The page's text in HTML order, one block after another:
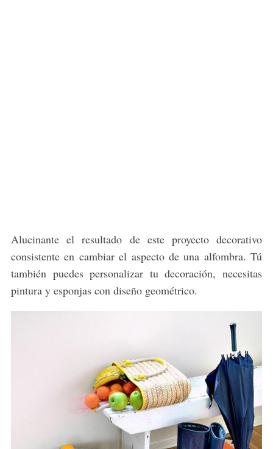
Alucinante el resultado de este proyecto decorativo
consistente en cambiar el aspecto de una alfombra. Tú
también puedes personalizar tu decoración, necesitas
pintura y esponjas con diseño geométrico.